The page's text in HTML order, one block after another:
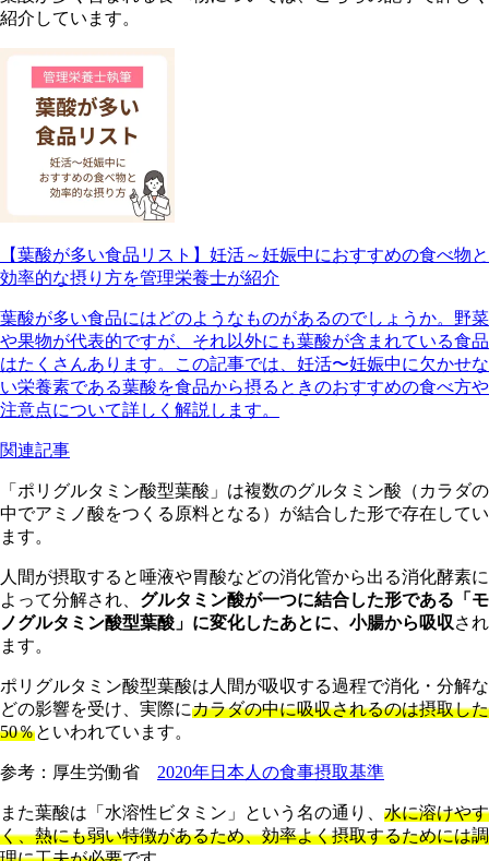
紹介しています。
【葉酸が多い食品リスト】妊活～妊娠中におすすめの食べ物と
効率的な摂り方を管理栄養士が紹介
葉酸が多い食品にはどのようなものがあるのでしょうか。野菜
や果物が代表的ですが、それ以外にも葉酸が含まれている食品
はたくさんあります。この記事では、妊活〜妊娠中に欠かせな
い栄養素である葉酸を食品から摂るときのおすすめの食べ方や
注意点について詳しく解説します。
関連記事
「ポリグルタミン酸型葉酸」は複数のグルタミン酸（カラダの
中でアミノ酸をつくる原料となる）が結合した形で存在してい
ます。
人間が摂取すると唾液や胃酸などの消化管から出る消化酵素に
よって分解され、 グルタミン酸が一つに結合した形である「モ
ノグルタミン酸型葉酸」に変化したあとに、小腸から吸収され
ます。
ポリグルタミン酸型葉酸は人間が吸収する過程で消化・分解な
どの影響を受け、実際にカラダの中に吸収されるのは摂取した
50％といわれています。
参考：厚生労働省 2020年日本人の食事摂取基準
また葉酸は「水溶性ビタミン」という名の通り、 水に溶けやす
く、熱にも弱い特徴があるため、効率よく摂取するためには調